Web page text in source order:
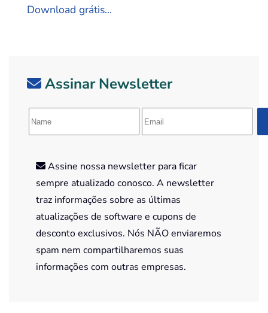
Download grátis...
Assinar Newsletter
Assine nossa newsletter para ficar
sempre atualizado conosco. A newsletter
traz informações sobre as últimas
atualizações de software e cupons de
desconto exclusivos. Nós NÃO enviaremos
spam nem compartilharemos suas
informações com outras empresas.